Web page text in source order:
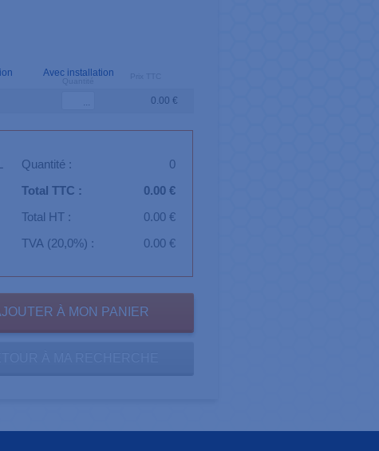
Avec installation
0.00 €
Quantité :
0
Total TTC :
0.00 €
Total HT :
0.00 €
TVA (20,0%) :
0.00 €